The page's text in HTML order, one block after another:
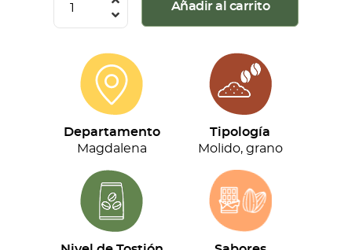
(500G)
cantidad
Añadir al carrito
Departamento
Magdalena
Tipología
Molido, grano